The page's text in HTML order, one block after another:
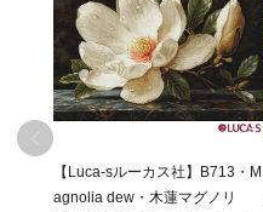
【Luca-sルーカス社】B713・M
agnolia dew・木蓮マグノリ